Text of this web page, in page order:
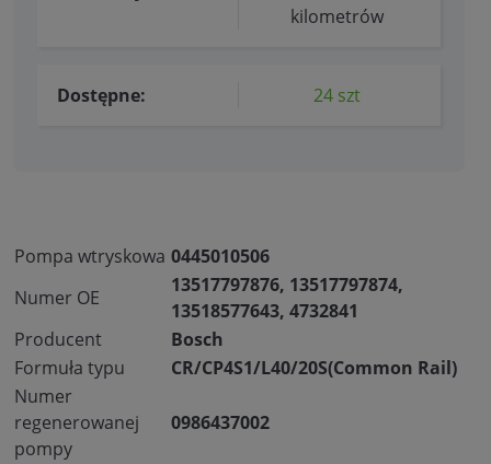
kilometrów
Dostępne: 24 szt
Pompa wtryskowa 0445010506
Numer OE
13517797876, 13517797874,
13518577643, 4732841
Producent
Bosch
Formuła typu
CR/CP4S1/L40/20S(Common Rail)
Numer
regenerowanej
pompy
0986437002